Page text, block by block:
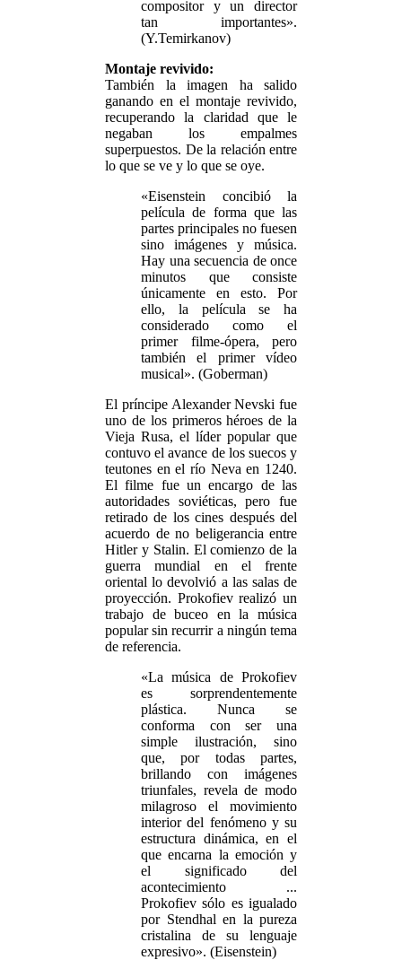
compositor y un director
tan importantes».
(Y.Temirkanov)
Montaje revivido:
También la imagen ha salido
ganando en el montaje revivido,
recuperando la claridad que le
negaban los empalmes
superpuestos. De la relación entre
lo que se ve y lo que se oye.
«Eisenstein concibió la
película de forma que las
partes principales no fuesen
sino imágenes y música.
Hay una secuencia de once
minutos que consiste
únicamente en esto. Por
ello, la película se ha
considerado como el
primer filme-ópera, pero
también el primer vídeo
musical». (Goberman)
El príncipe Alexander Nevski fue
uno de los primeros héroes de la
Vieja Rusa, el líder popular que
contuvo el avance de los suecos y
teutones en el río Neva en 1240.
El filme fue un encargo de las
autoridades soviéticas, pero fue
retirado de los cines después del
acuerdo de no beligerancia entre
Hitler y Stalin. El comienzo de la
guerra mundial en el frente
oriental lo devolvió a las salas de
proyección. Prokofiev realizó un
trabajo de buceo en la música
popular sin recurrir a ningún tema
de referencia.
«La música de Prokofiev
es sorprendentemente
plástica. Nunca se
conforma con ser una
simple ilustración, sino
que, por todas partes,
brillando con imágenes
triunfales, revela de modo
milagroso el movimiento
interior del fenómeno y su
estructura dinámica, en el
que encarna la emoción y
el significado del
acontecimiento ...
Prokofiev sólo es igualado
por Stendhal en la pureza
cristalina de su lenguaje
expresivo». (Eisenstein)